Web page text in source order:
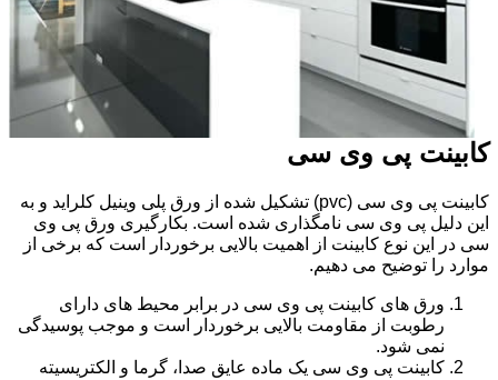
کابینت پی وی سی
کابینت پی وی سی (pvc) تشکیل شده از ورق پلی وینیل کلراید و به
این دلیل پی وی سی نامگذاری شده است. بکارگیری ورق پی وی
سی در این نوع کابینت از اهمیت بالایی برخوردار است که برخی از
موارد را توضیح می دهیم.
ورق های کابینت پی وی سی در برابر محیط های دارای
رطوبت از مقاومت بالایی برخوردار است و موجب پوسیدگی
نمی شود.
کابینت پی وی سی یک ماده عایق صدا، گرما و الکتریسیته